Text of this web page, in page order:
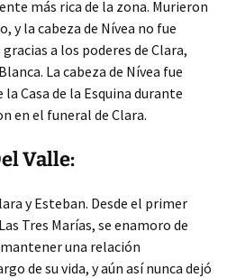
más rica de la zona. Murieron
y la cabeza de Nívea no fue
a los poderes de Clara,
La cabeza de Nívea fue
Casa de la Esquina durante
en el funeral de Clara.
Valle:
y Esteban. Desde el primer
Tres Marías, se enamoro de
una relación
de su vida, y aún así nunca dejó